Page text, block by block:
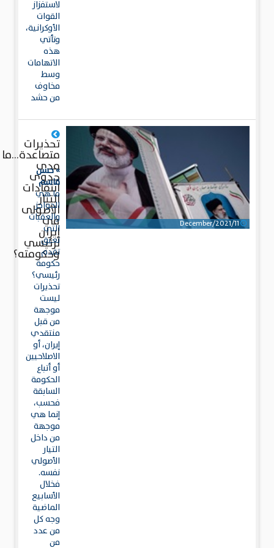
لاستفزاز
القوات
الأوكرانية،
وتأتي
هذه
الاتهامات
وسط
مخاوف
من حشد
11/December/2021
تحذيرات
متصاعدة...ما
مدى
جدوى
انتقادات
التيار
الأصولى
في
إيران
لرئيسي
وحكومته؟
» حسن
قاسم
ما هي
الحواجز
والعقبات
التي
تعيق
تقدم
حكومة
رئيسي؟
تحذيرات
ليست
موجهة
من قبل
منتقدي
إيران، أو
الاصلاحيين
أو أتباع
الحكومة
السابقة
فحسب،
إنما هي
موجهة
من داخل
التيار
الأصولي
نفسه.
فخلال
الأسابيع
الماضية
وجه كل
من عدد
من